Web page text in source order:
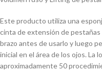
Este producto utiliza una
cinta de extensión de pestañas
brazo antes de usarlo y luego
inicial en el área de los ojos. La
aproximadamente 50